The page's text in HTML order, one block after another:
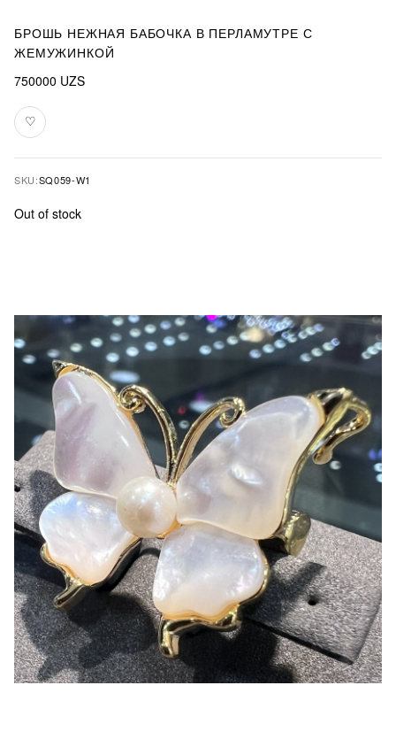
БРОШЬ НЕЖНАЯ БАБОЧКА В ПЕРЛАМУТРЕ С
ЖЕМУЖИНКОЙ
750000 UZS
♡Add
to
SKU:SQ059-W1
Out of stock